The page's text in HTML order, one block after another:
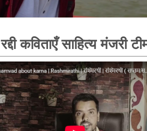
रद्दी कविताएँ साहित्य मंजरी